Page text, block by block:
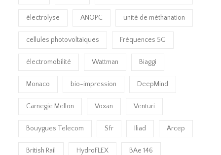
électrolyse ANOPC unité de méthanation
cellules photovoltaïques Fréquences 5G
électromobilité Wattman Biaggi
Monaco bio-impression DeepMind
Carnegie Mellon Voxan Venturi
Bouygues Telecom Sfr Iliad Arcep
British Rail HydroFLEX BAe 146